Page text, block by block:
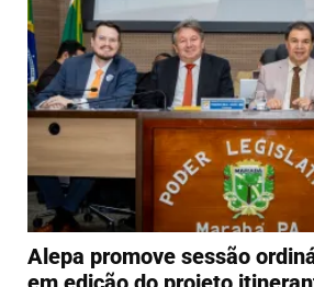
Alepa promove sessão